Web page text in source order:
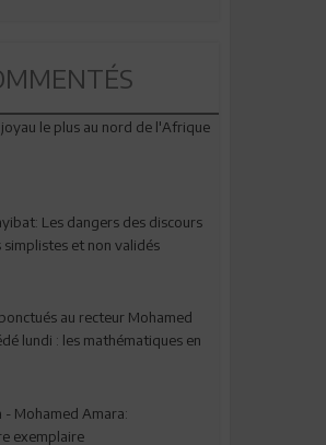
joyau le plus au nord de l'Afrique
Les dangers des discours
et non validés
au recteur Mohamed
lundi : les mathématiques en
- Mohamed Amara:
exemplaire